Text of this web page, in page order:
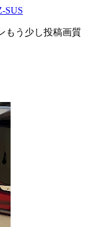
SUS
もう少し投稿画質